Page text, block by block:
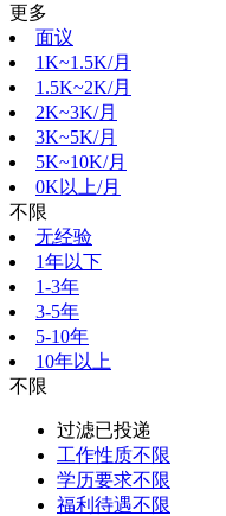
更多
面议
1K~1.5K/月
1.5K~2K/月
2K~3K/月
3K~5K/月
5K~10K/月
0K以上/月
不限
无经验
1年以下
1-3年
3-5年
5-10年
10年以上
不限
过滤已投递
工作性质不限
学历要求不限
福利待遇不限